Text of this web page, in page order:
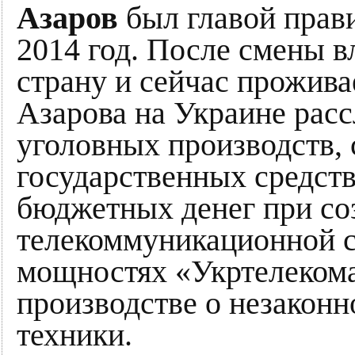
Азаров был главой
2014 год. После смены
страну и сейчас
Азарова на Украине
уголовных производств,
государственных
бюджетных денег при
телекоммуникационной
мощностях
производстве о
техники.